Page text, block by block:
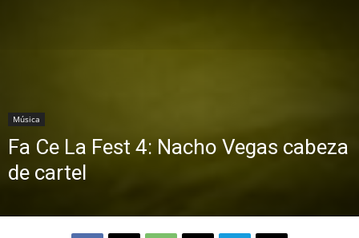
Música
Fa Ce La Fest 4: Nacho Vegas cabeza
de cartel